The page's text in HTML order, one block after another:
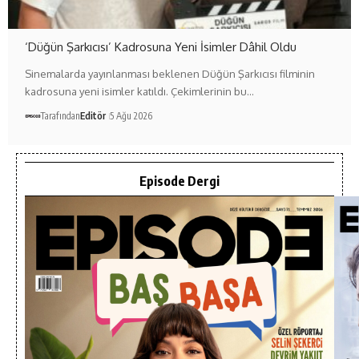
‘Düğün Şarkıcısı’ Kadrosuna Yeni İsimler Dâhil Oldu
Sinemalarda yayınlanması beklenen Düğün Şarkıcısı filminin
kadrosuna yeni isimler katıldı. Çekimlerinin bu…
TarafındanEditör 5 Ağu 2026
Episode Dergi